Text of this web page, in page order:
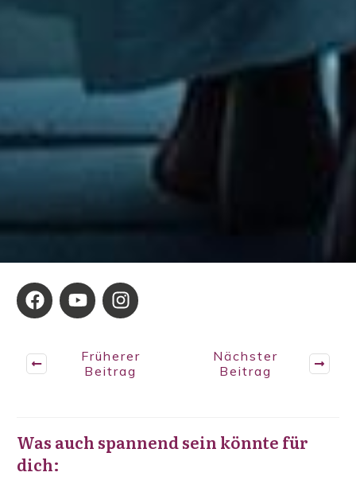
Früherer
Beitrag
Nächster
Beitrag
Was auch spannend sein könnte für
dich: